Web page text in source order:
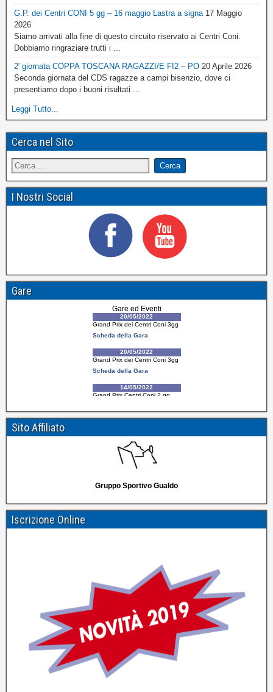
G.P. dei Centri CONI 5 gg – 16 maggio Lastra a signa17 Maggio
2026
Siamo arrivati alla fine di questo circuito riservato ai Centri Coni.
Dobbiamo ringraziare trutti i ...
2′ giornata COPPA TOSCANA RAGAZZI/E FI2 – PO 20 Aprile 2026
Seconda giornata del CDS ragazze a campi bisenzio, dove ci
presentiamo dopo i buoni risultati ...
Leggi Tutto...
Cerca nel Sito
I Nostri Social
Gare
Sito Affiliato
Gruppo Sportivo Gualdo
Iscrizione Online